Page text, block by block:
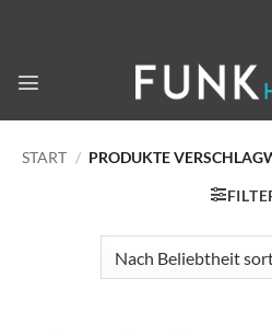
START / PRODUKTE